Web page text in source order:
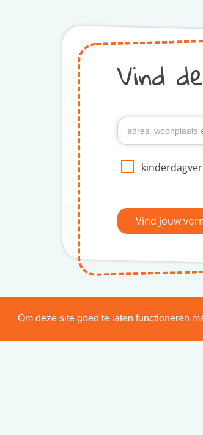
Om deze site goed te laten functioneren
Vind
Vind jouw